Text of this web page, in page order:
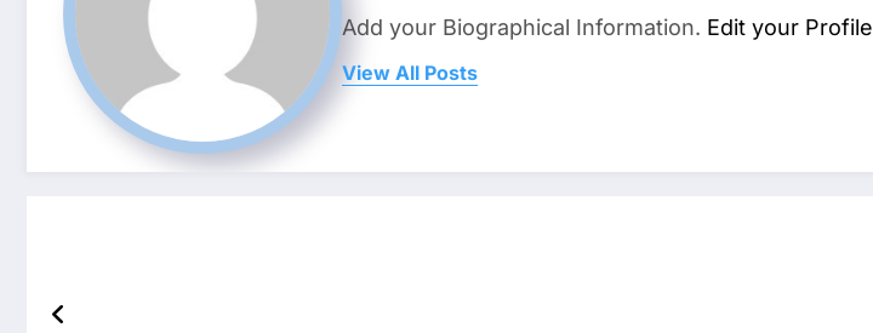
Add your Biographical Information. Edit your Profile
View All Posts